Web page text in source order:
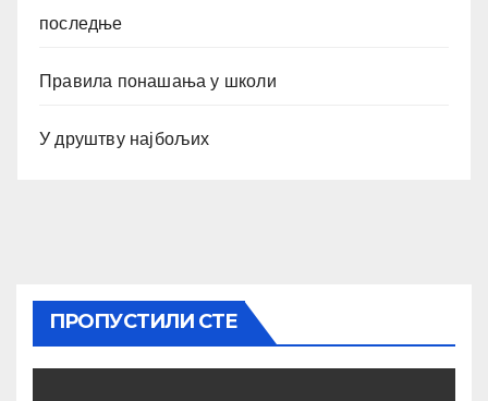
последње
Правила понашања у школи
У друштву најбољих
ПРОПУСТИЛИ СТЕ